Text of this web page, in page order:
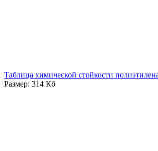
Таблица химической стойкости
Размер: 314 Кб